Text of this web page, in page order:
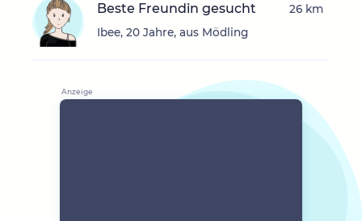
Beste Freundin gesucht
Ibee, 20 Jahre, aus Mödling
26 km